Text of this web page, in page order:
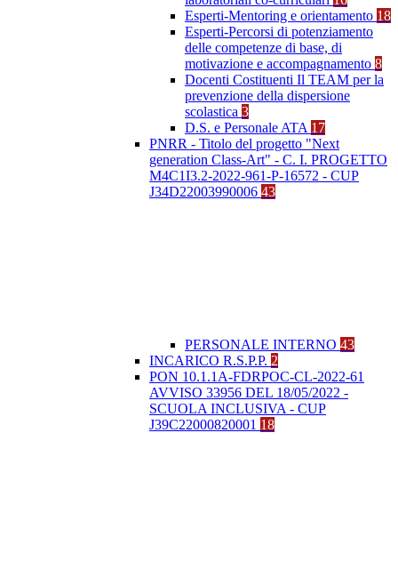
Esperti-Mentoring e orientamento 18
Esperti-Percorsi di potenziamento
delle competenze di base, di
motivazione e accompagnamento 8
Docenti Costituenti Il TEAM per la
prevenzione della dispersione
scolastica 3
D.S. e Personale ATA 17
PNRR - Titolo del progetto "Next
generation Class-Art" - C. I. PROGETTO
M4C1I3.2-2022-961-P-16572 - CUP
J34D22003990006 43
PERSONALE INTERNO 43
INCARICO R.S.P.P. 2
PON 10.1.1A-FDRPOC-CL-2022-61
AVVISO 33956 DEL 18/05/2022 -
SCUOLA INCLUSIVA - CUP
J39C22000820001 18